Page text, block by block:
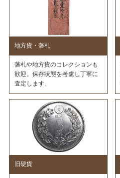
地方貨・藩札
藩札や地方貨のコレクションも
歓迎。保存状態を考慮し丁寧に
査定します。
旧硬貨